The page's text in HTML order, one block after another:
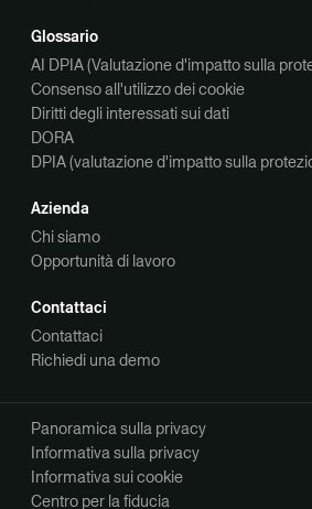
Glossario
AI DPIA (Valutazione d'impatto sulla
Consenso all'utilizzo dei cookie
Diritti degli interessati sui dati
DORA
DPIA (valutazione d'impatto sulla
Azienda
Chi siamo
Opportunità di lavoro
Contattaci
Contattaci
Richiedi una demo
Panoramica sulla privacy
Informativa sulla privacy
Informativa sui cookie
Centro per la fiducia